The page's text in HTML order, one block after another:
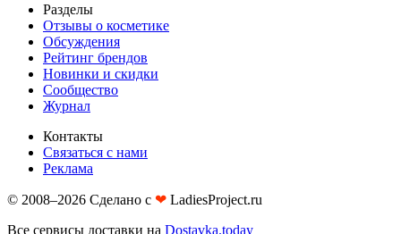
Разделы
Отзывы о косметике
Обсуждения
Рейтинг брендов
Новинки и скидки
Сообщество
Журнал
Контакты
Связаться с нами
Реклама
© 2008–2026 Сделано с ❤︎ LadiesProject.ru
Все сервисы доставки на Dostavka.today